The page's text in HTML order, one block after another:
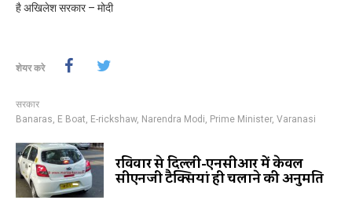
है अखिलेश सरकार – मोदी
शेयर करे
सरकार
Banaras, E Boat, E-rickshaw, Narendra Modi, Prime Minister, Varanasi
रविवार से दिल्ली-एनसीआर में केवल
सीएनजी टैक्सियां ही चलाने की अनुमति